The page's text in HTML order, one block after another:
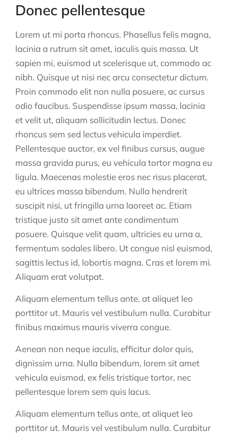
Donec pellentesque
Lorem ut mi porta rhoncus. Phasellus felis magna,
lacinia a rutrum sit amet, iaculis quis massa. Ut
sapien mi, euismod ut scelerisque ut, commodo ac
nibh. Quisque ut nisi nec arcu consectetur dictum.
Proin commodo elit non nulla posuere, ac cursus
odio faucibus. Suspendisse ipsum massa, lacinia
et velit ut, aliquam sollicitudin lectus. Donec
rhoncus sem sed lectus vehicula imperdiet.
Pellentesque auctor, ex vel finibus cursus, augue
massa gravida purus, eu vehicula tortor magna eu
ligula. Maecenas molestie eros nec risus placerat,
eu ultrices massa bibendum. Nulla hendrerit
suscipit nisi, ut fringilla urna laoreet ac. Etiam
tristique justo sit amet ante condimentum
posuere. Quisque velit quam, ultricies eu urna a,
fermentum sodales libero. Ut congue nisl euismod,
sagittis lectus id, lobortis magna. Cras et lorem mi.
Aliquam erat volutpat.
Aliquam elementum tellus ante, at aliquet leo
porttitor ut. Mauris vel vestibulum nulla. Curabitur
finibus maximus mauris viverra congue.
Aenean non neque iaculis, efficitur dolor quis,
dignissim urna. Nulla bibendum, lorem sit amet
vehicula euismod, ex felis tristique tortor, nec
pellentesque lorem sem quis lacus.
Aliquam elementum tellus ante, at aliquet leo
porttitor ut. Mauris vel vestibulum nulla. Curabitur